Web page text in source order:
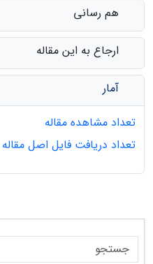
هم رسانی
ارجاع به این مقاله
آمار
تعداد مشاهده مقاله
تعداد دریافت فایل اصل مقاله